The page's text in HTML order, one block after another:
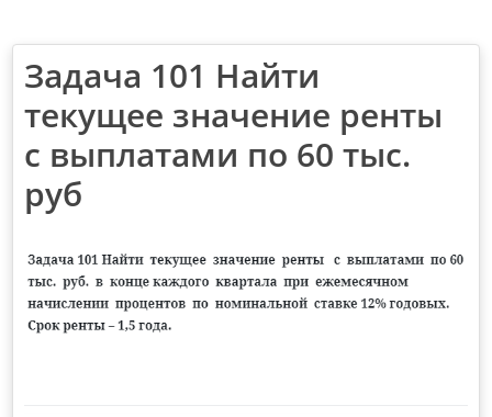
Задача 101 Найти
текущее значение ренты
с выплатами по 60 тыс.
руб